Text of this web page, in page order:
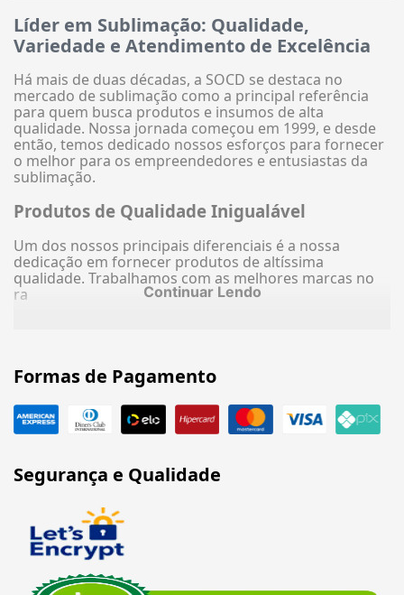
Líder em Sublimação: Qualidade,
Variedade e Atendimento de Excelência
Há mais de duas décadas, a SOCD se destaca no
mercado de sublimação como a principal referência
para quem busca produtos e insumos de alta
qualidade. Nossa jornada começou em 1999, e desde
então, temos dedicado nossos esforços para fornecer
o melhor para os empreendedores e entusiastas da
sublimação.
Produtos de Qualidade Inigualável
Um dos nossos principais diferenciais é a nossa
dedicação em fornecer produtos de altíssima
qualidade. Trabalhamos com as melhores marcas no
ra
Continuar Lendo
Formas de Pagamento
Segurança e Qualidade